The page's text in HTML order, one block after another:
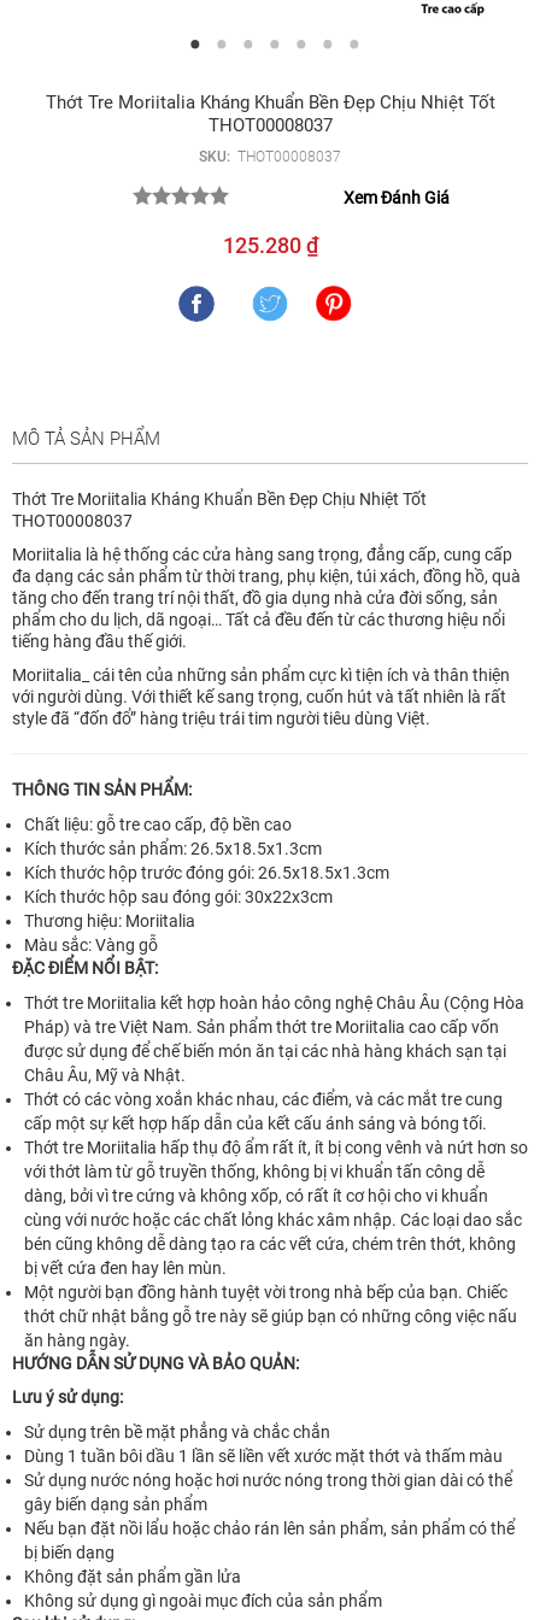
Thớt Tre Moriitalia Kháng Khuẩn Bền Đẹp Chịu Nhiệt Tốt
THOT00008037
SKU: THOT00008037
Xem Đánh Giá
125.280 ₫
MÔ TẢ SẢN PHẨM
Thớt Tre Moriitalia Kháng Khuẩn Bền Đẹp Chịu Nhiệt Tốt
THOT00008037
Moriitalia là hệ thống các cửa hàng sang trọng, đẳng cấp, cung cấp
đa dạng các sản phẩm từ thời trang, phụ kiện, túi xách, đồng hồ, quà
tăng cho đến trang trí nội thất, đồ gia dụng nhà cửa đời sống, sản
phẩm cho du lịch, dã ngoại… Tất cả đều đến từ các thương hiệu nổi
tiếng hàng đầu thế giới.
Moriitalia_ cái tên của những sản phẩm cực kì tiện ích và thân thiện
với người dùng. Với thiết kế sang trọng, cuốn hút và tất nhiên là rất
style đã “đốn đổ” hàng triệu trái tim người tiêu dùng Việt.
THÔNG TIN SẢN PHẨM:
Chất liệu: gỗ tre cao cấp, độ bền cao
Kích thước sản phẩm: 26.5x18.5x1.3cm
Kích thước hộp trước đóng gói: 26.5x18.5x1.3cm
Kích thước hộp sau đóng gói: 30x22x3cm
Thương hiệu: Moriitalia
Màu sắc: Vàng gỗ
ĐẶC ĐIỂM NỔI BẬT:
Thớt tre Moriitalia kết hợp hoàn hảo công nghệ Châu Âu (Cộng Hòa
Pháp) và tre Việt Nam. Sản phẩm thớt tre Moriitalia cao cấp vốn
được sử dụng để chế biến món ăn tại các nhà hàng khách sạn tại
Châu Âu, Mỹ và Nhật.
Thớt có các vòng xoắn khác nhau, các điểm, và các mắt tre cung
cấp một sự kết hợp hấp dẫn của kết cấu ánh sáng và bóng tối.
Thớt tre Moriitalia hấp thụ độ ẩm rất ít, ít bị cong vênh và nứt hơn so
với thớt làm từ gỗ truyền thống, không bị vi khuẩn tấn công dễ
dàng, bởi vì tre cứng và không xốp, có rất ít cơ hội cho vi khuẩn
cùng với nước hoặc các chất lỏng khác xâm nhập. Các loại dao sắc
bén cũng không dễ dàng tạo ra các vết cứa, chém trên thớt, không
bị vết cứa đen hay lên mùn.
Một người bạn đồng hành tuyệt vời trong nhà bếp của bạn. Chiếc
thớt chữ nhật bằng gỗ tre này sẽ giúp bạn có những công việc nấu
ăn hàng ngày.
HƯỚNG DẪN SỬ DỤNG VÀ BẢO QUẢN:
Lưu ý sử dụng:
Sử dụng trên bề mặt phẳng và chắc chắn
Dùng 1 tuần bôi dầu 1 lần sẽ liền vết xước mặt thớt và thấm màu
Sử dụng nước nóng hoặc hơi nước nóng trong thời gian dài có thể
gây biến dạng sản phẩm
Nếu bạn đặt nồi lẩu hoặc chảo rán lên sản phẩm, sản phẩm có thể
bị biến dạng
Không đặt sản phẩm gần lửa
Không sử dụng gì ngoài mục đích của sản phẩm